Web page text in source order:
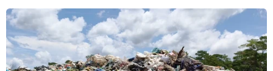
Các xe khách vi phạm trong dịp nghỉ lễ 2/9 sẽ bị từ chối phục
vụ, thu hồi phù hiệu và cắt nốt xe trong bến. (Ảnh: Việt